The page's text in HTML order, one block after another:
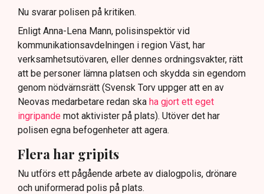
Nu svarar polisen på kritiken.
Enligt Anna-Lena Mann, polisinspektör vid
kommunikationsavdelningen i region Väst, har
verksamhetsutövaren, eller dennes ordningsvakter, rätt
att be personer lämna platsen och skydda sin egendom
genom nödvärnsrätt (Svensk Torv uppger att en av
Neovas medarbetare redan ska ha gjort ett eget
ingripande mot aktivister på plats). Utöver det har
polisen egna befogenheter att agera.
Flera har gripits
Nu utförs ett pågående arbete av dialogpolis, drönare
och uniformerad polis på plats.